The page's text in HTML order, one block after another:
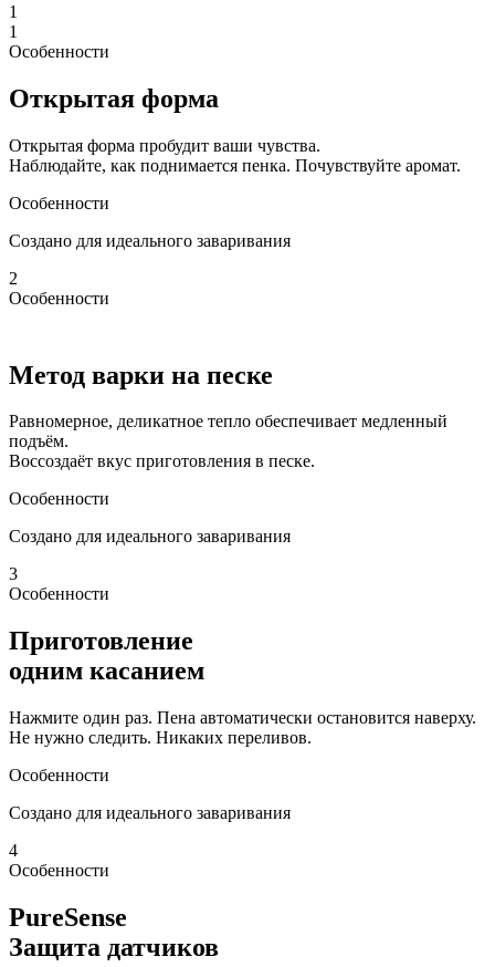
1
1
Особенности
Открытая форма
Открытая форма пробудит ваши чувства.
Наблюдайте, как поднимается пенка. Почувствуйте аромат.
Особенности
Создано для идеального заваривания
2
Особенности
Метод варки на песке
Равномерное, деликатное тепло обеспечивает медленный
подъём.
Воссоздаёт вкус приготовления в песке.
Особенности
Создано для идеального заваривания
3
Особенности
Приготовление
одним касанием
Нажмите один раз. Пена автоматически остановится наверху.
Не нужно следить. Никаких переливов.
Особенности
Создано для идеального заваривания
4
Особенности
PureSense
Защита датчиков